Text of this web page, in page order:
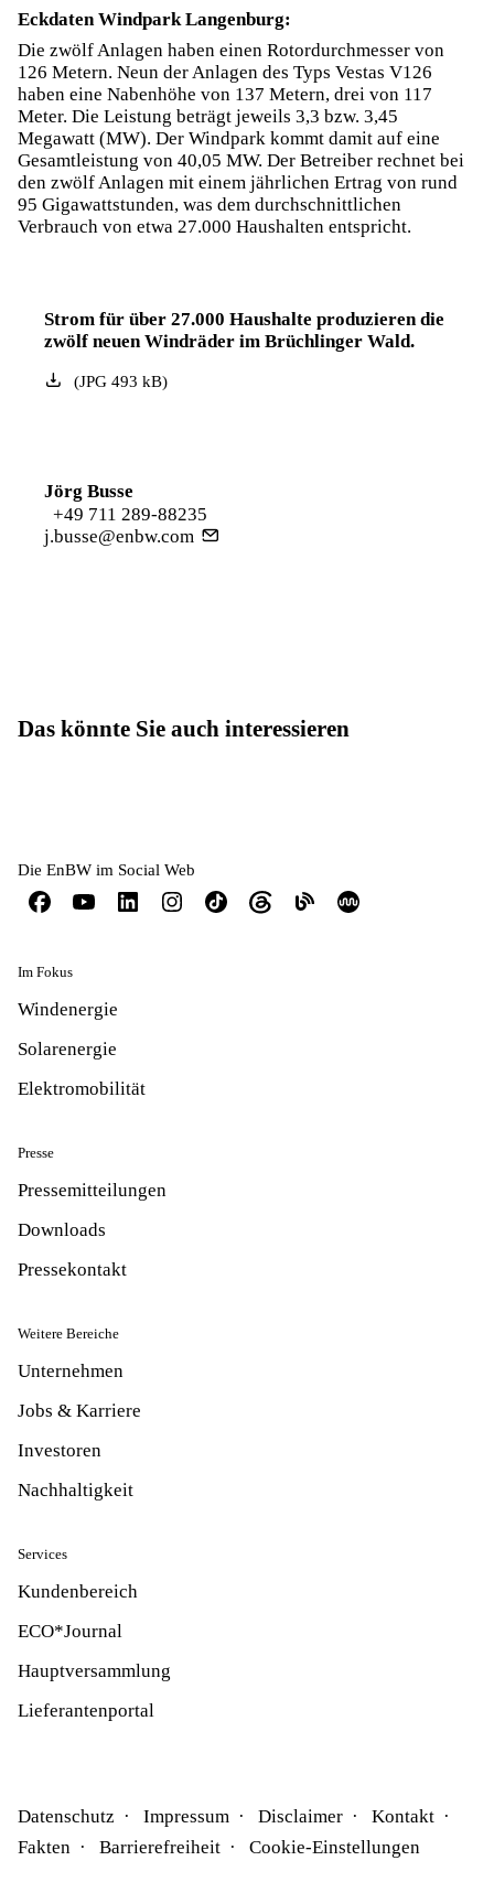
Eckdaten Windpark Langenburg:
Die zwölf Anlagen haben einen Rotordurchmesser von
126 Metern. Neun der Anlagen des Typs Vestas V126
haben eine Nabenhöhe von 137 Metern, drei von 117
Meter. Die Leistung beträgt jeweils 3,3 bzw. 3,45
Megawatt (MW). Der Windpark kommt damit auf eine
Gesamtleistung von 40,05 MW. Der Betreiber rechnet bei
den zwölf Anlagen mit einem jährlichen Ertrag von rund
95 Gigawattstunden, was dem durchschnittlichen
Verbrauch von etwa 27.000 Haushalten entspricht.
Strom für über 27.000 Haushalte produzieren die
zwölf neuen Windräder im Brüchlinger Wald.
(JPG493 kB)
Jörg Busse
+49 711 289-88235
j.busse@enbw.com
Das könnte Sie auch interessieren
Die EnBW im Social Web
Im Fokus
Windenergie
Solarenergie
Elektromobilität
Presse
Pressemitteilungen
Downloads
Pressekontakt
Weitere Bereiche
Unternehmen
Jobs & Karriere
Investoren
Nachhaltigkeit
Services
Kundenbereich
ECO*Journal
Hauptversammlung
Lieferantenportal
Datenschutz Impressum Disclaimer
Kontakt
Fakten
Barrierefreiheit Cookie-Einstellungen